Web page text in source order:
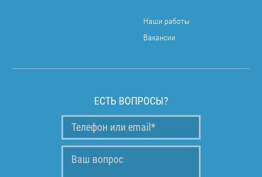
Наши работы
Вакансии
ЕСТЬ ВОПРОСЫ?